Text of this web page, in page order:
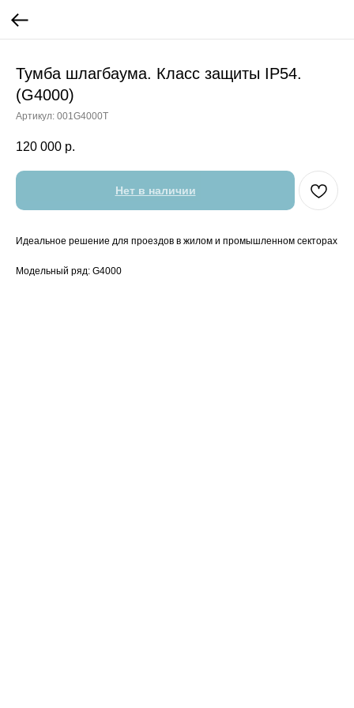
Тумба шлагбаума. Класс защиты IP54.
(G4000)
Артикул: 001G4000T
120 000 р.
Нет в наличии
Идеальное решение для проездов в жилом и промышленном секторах
Модельный ряд: G4000